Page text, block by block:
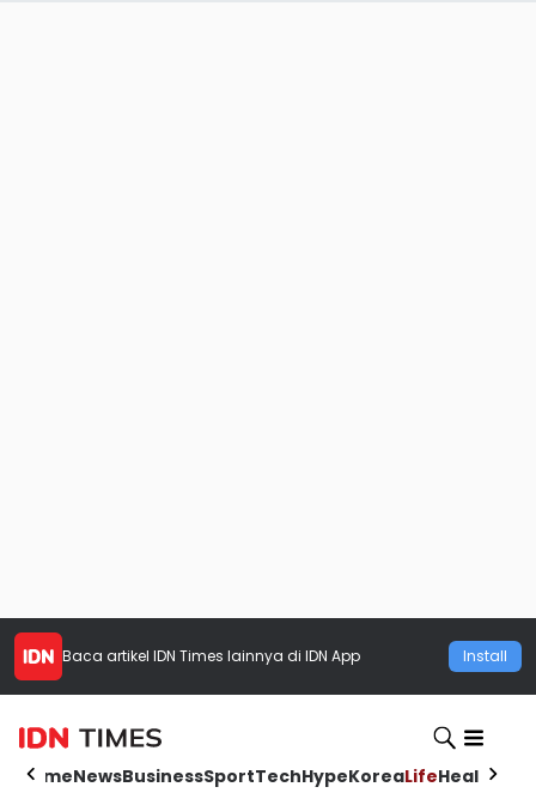
Baca artikel IDN Times lainnya di IDN App Install
HomeNewsBusinessSportTechHypeKoreaLifeHealth